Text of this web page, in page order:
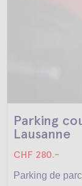
Parking
Lausanne
CHF 280.-
Parking de